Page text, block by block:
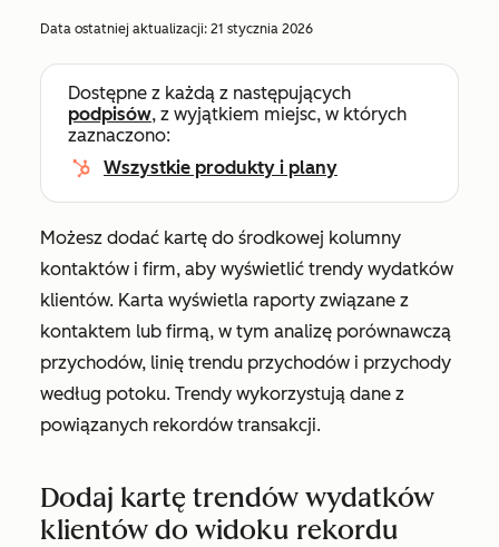
Data ostatniej aktualizacji: 21 stycznia 2026
Dostępne z każdą z następujących
podpisów, z wyjątkiem miejsc, w których
zaznaczono:
Wszystkie produkty i plany
Możesz dodać kartę do środkowej kolumny
kontaktów i firm, aby wyświetlić trendy wydatków
klientów. Karta wyświetla raporty związane z
kontaktem lub firmą, w tym analizę porównawczą
przychodów, linię trendu przychodów i przychody
według potoku. Trendy wykorzystują dane z
powiązanych rekordów transakcji.
Dodaj kartę trendów wydatków
klientów do widoku rekordu